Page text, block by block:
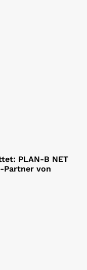
PLAN-B NET
Partner von